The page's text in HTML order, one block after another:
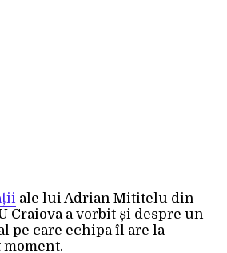
ale lui Adrian Mititelu din
Craiova a vorbit și despre un
pe care echipa îl are la